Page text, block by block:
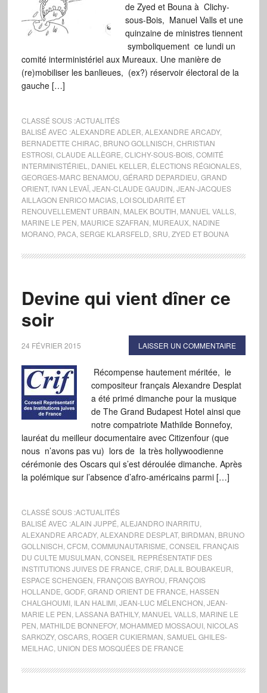
de Zyed et Bouna à Clichy-
sous-Bois, Manuel Valls et une
quinzaine de ministres tiennent
symboliquement ce lundi un
comité interministériel aux Mureaux. Une manière de
(re)mobiliser les banlieues, (ex?) réservoir électoral de la
gauche […]
CLASSÉ SOUS :ACTUALITÉS
BALISÉ AVEC :ALEXANDRE ADLER ALEXANDRE ARCADY,
BERNADETTE CHIRAC BRUNO GOLLNISCH CHRISTIAN
ESTROSI, CLAUDE ALLÈGRE CLICHY-SOUS-BOIS, COMITÉ
INTERMINISTÉRIEL
DANIEL KELLER ÉLECTIONS RÉGIONALES,
GEORGES-MARC BENAMOU GÉRARD DEPARDIEU GRAND
ORIENT, IVAN LEVAÏ, JEAN-CLAUDE GAUDIN JEAN-JACQUES
AILLAGON ENRICO MACIAS, LOI SOLIDARITÉ ET
RENOUVELLEMENT URBAIN MALEK BOUTIH MANUEL VALLS,
MARINE LE PEN MAURICE SZAFRAN MUREAUX, NADINE
MORANO, PACA, SERGE KLARSFELD SRU ZYED ET BOUNA
Devine qui vient dîner ce
soir
24 FÉVRIER 2015 LAISSER UN COMMENTAIRE
Récompense hautement méritée, le
compositeur français Alexandre Desplat
a été primé dimanche pour la musique
de The Grand Budapest Hotel ainsi que
notre compatriote Mathilde Bonnefoy,
lauréat du meilleur documentaire avec Citizenfour (que
nous n’avons pas vu) lors de la très hollywoodienne
cérémonie des Oscars qui s’est déroulée dimanche. Après
la polémique sur l’absence d’afro-américains parmi […]
CLASSÉ SOUS :ACTUALITÉS
BALISÉ AVEC :ALAIN JUPPÉ ALEJANDRO INARRITU
ALEXANDRE ARCADY, ALEXANDRE DESPLAT, BIRDMAN BRUNO
GOLLNISCH CFCM COMMUNAUTARISME CONSEIL FRANÇAIS
DU CULTE MUSULMAN CONSEIL REPRÉSENTATIF DES
INSTITUTIONS JUIVES DE FRANCE CRIF, DALIL BOUBAKEUR
ESPACE SCHENGEN FRANÇOIS BAYROU FRANÇOIS
HOLLANDE GODF, GRAND ORIENT DE FRANCE HASSEN
CHALGHOUMI, ILAN HALIMI, JEAN-LUC MÉLENCHON JEAN-
MARIE LE PEN LASSANA BATHILY, MANUEL VALLS, MARINE LE
PEN MATHILDE BONNEFOY, MOHAMMED MOSSAOUI, NICOLAS
SARKOZY, OSCARS, ROGER CUKIERMAN SAMUEL GHILES-
MEILHAC UNION DES MOSQUÉES DE FRANCE